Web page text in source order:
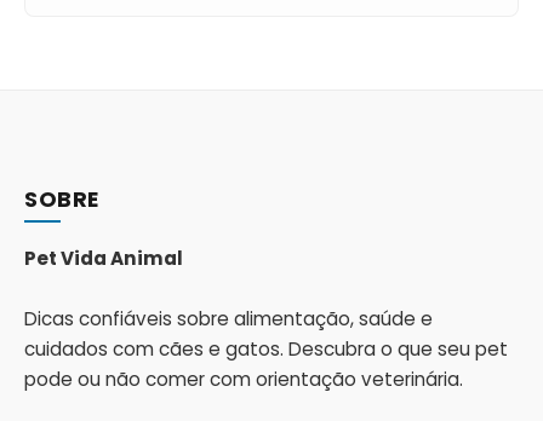
SOBRE
Pet Vida Animal
Dicas confiáveis sobre alimentação, saúde e
cuidados com cães e gatos. Descubra o que seu pet
pode ou não comer com orientação veterinária.